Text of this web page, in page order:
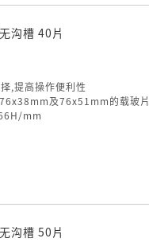
沟槽 40片
,提高操作便利性
及76x51mm的载玻片
mm
沟槽 50片